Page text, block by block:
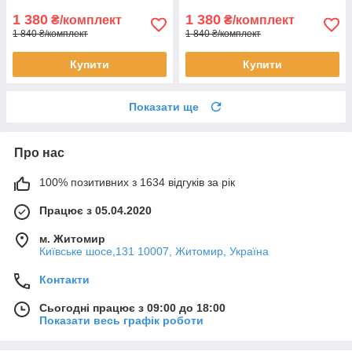
1 380 ₴/комплект
1 840 ₴/комплект
Купити
1 380 ₴/комплект
1 840 ₴/комплект
Купити
Показати ще
Про нас
100% позитивних з 1634 відгуків за рік
Працює з 05.04.2020
м. Житомир
Київське шосе,131 10007, Житомир, Україна
Контакти
Сьогодні працює з 09:00 до 18:00
Показати весь графік роботи